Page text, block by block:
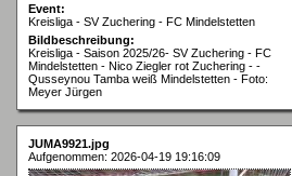
Event:
Kreisliga - SV Zuchering - FC Mindelstetten
Bildbeschreibung:
Kreisliga - Saison 2025/26- SV Zuchering - FC
Mindelstetten - Nico Ziegler rot Zuchering - -
Qusseynou Tamba weiß Mindelstetten - Foto:
Meyer Jürgen
JUMA9921.jpg
Aufgenommen: 2026-04-19 19:16:09